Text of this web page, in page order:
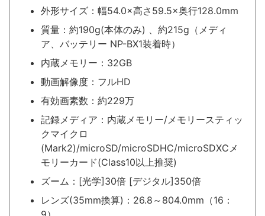
外形サイズ：幅54.0×高さ59.5×奥行128.0mm
質量：約190g(本体のみ) 、約215g（メディ
ア、バッテリー NP-BX1装着時）
内蔵メモリー：32GB
動画解像度：フルHD
有効画素数：約229万
記録メディア：内蔵メモリー/メモリースティッ
クマイクロ
(Mark2)/microSD/microSDHC/microSDXCメ
モリーカード(Class10以上推奨)
ズーム：[光学]30倍 [デジタル]350倍
レンズ(35mm換算)：26.8～804.0mm（16：